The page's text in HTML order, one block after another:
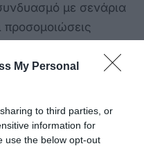
My Personal
to third parties, or
information for
use the below opt-out
με σενάρια
επιχείρησης
δεδομένα και